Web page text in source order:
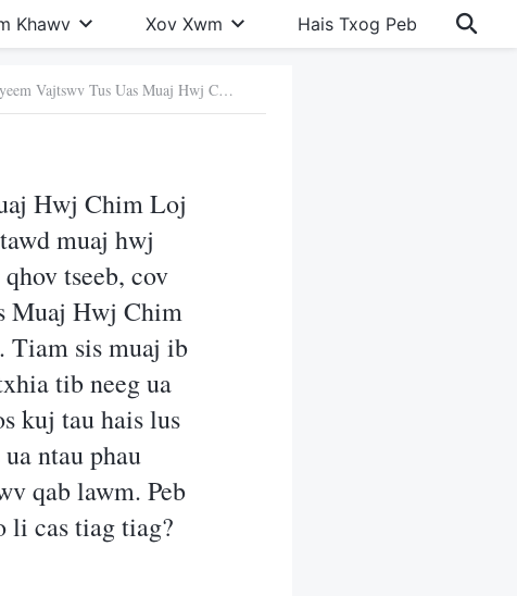
Khawv Xov Xwm Hais Txog Peb
2. Tsis ntev los no, kuv tau nyeem Vajtswv Tus Uas Muaj Hwj Chim Loj Kawg Nkaus cov lus ntau heev, thiab tau pom tias cov lus ntawd muaj hwj chim thiab muaj cai. Txhua lo ntawm Nws cov lus hais yog qhov tseeb, cov lus ntawd yeej yog Vajtswv lub suab, thiab Vajtswv Tus Uas Muaj Hwj Chim Loj Kawg Nkaus yog qhov tus Tswv Yexus rov qab los ntag. Tiam sis muaj ib yam uas kuv tsis to taub li xws li tias: Tam sim no muaj ib txhia tib neeg ua txuj tias yog qhov tus Tswv Yexus rov qab los, thiab lawv los kuj tau hais lus ib yam nkaus thiab. Lawv cov lus ib txhia tau muab sau los ua ntau phau ntawv lawm, thiab ib co tib neeg twb raug dag mus raws lawv qab lawm. Peb yuav ua li cas qhia tau tias cov Khetos cuav cov lus yog zoo li cas tiag tiag?
Hwj Chim Loj
muaj hwj
tseeb, cov
Muaj Hwj Chim
Tiam sis muaj ib
tib neeg ua
kuj tau hais lus
ntau phau
qab lawm. Peb
li cas tiag tiag?